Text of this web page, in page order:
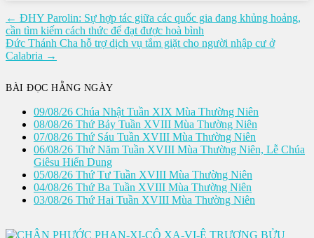
Điều
hướng
bài
viết
← ĐHY Parolin: Sự hợp tác giữa các quốc gia đang khủng hoảng,
cần tìm kiếm cách thức để đạt được hoà bình
Đức Thánh Cha hỗ trợ dịch vụ tắm giặt cho người nhập cư ở
Calabria →
BÀI ĐỌC HẰNG NGÀY
09/08/26 Chúa Nhật Tuần XIX Mùa Thường Niên
08/08/26 Thứ Bảy Tuần XVIII Mùa Thường Niên
07/08/26 Thứ Sáu Tuần XVIII Mùa Thường Niên
06/08/26 Thứ Năm Tuần XVIII Mùa Thường Niên, Lễ Chúa
Giêsu Hiển Dung
05/08/26 Thứ Tư Tuần XVIII Mùa Thường Niên
04/08/26 Thứ Ba Tuần XVIII Mùa Thường Niên
03/08/26 Thứ Hai Tuần XVIII Mùa Thường Niên